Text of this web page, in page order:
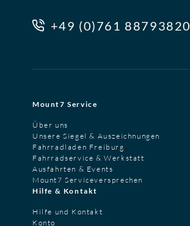
+49 (0)761 88793820
Mount7 Service
Über uns
Unsere Siegel & Auszeichnungen
Fahrradladen Freiburg
Fahrradservice & Werkstatt
Ausfahrten & Events
Mount7 Serviceversprechen
Hilfe & Kontakt
Hilfe und Kontakt
Konto